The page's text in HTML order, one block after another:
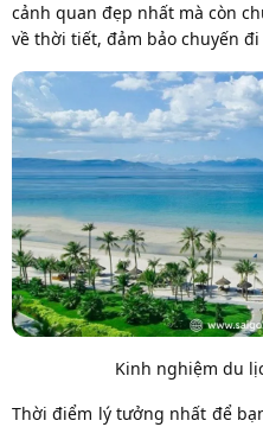
cảnh quan đẹp nhất mà còn
về thời tiết, đảm bảo chuyến
Kinh nghiệm du
Thời điểm lý tưởng nhất để